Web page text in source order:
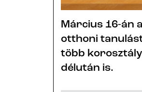
Március 16-án
otthoni
több
délután is.